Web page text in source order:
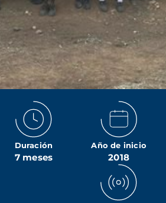
Duración
7 meses
Año de inicio
2018